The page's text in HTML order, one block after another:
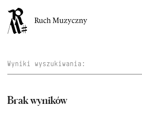
Ruch Muzyczny
Brak wyników